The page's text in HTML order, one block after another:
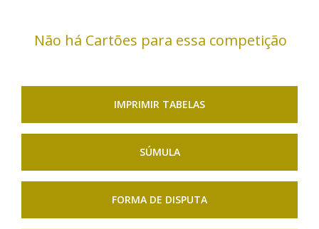
APACH CRC5x1 Joaçaba Futsal/Superativo
Não há Cartões para essa competição
IMPRIMIR TABELAS
SÚMULA
FORMA DE DISPUTA